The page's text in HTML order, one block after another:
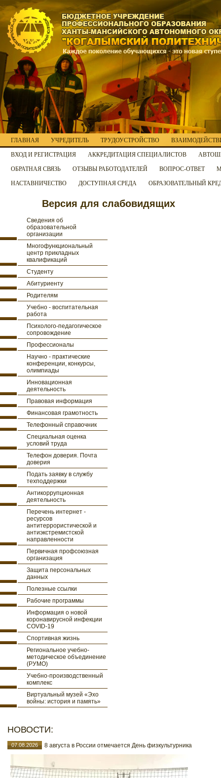
ГЛАВНАЯ УЧРЕДИТЕЛЬ ТРУДОУСТРОЙСТВО
ВХОД И РЕГИСТРАЦИЯ АККРЕДИТАЦИЯ СПЕЦИАЛИСТОВ
ОБРАТНАЯ СВЯЗЬ ОТЗЫВЫ РАБОТОДАТЕЛЕЙ ВОПРОС-ОТВЕТ
НАСТАВНИЧЕСТВО ДОСТУПНАЯ СРЕДА ОБРАЗОВАТЕЛЬНЫЙ
Версия для слабовидящих
Сведения об
образовательной
организации
Многофункциональный
центр прикладных
квалификаций
Студенту
Абитуриенту
Родителям
Учебно - воспитательная
работа
Психолого-педагогическое
сопровождение
Профессионалы
Научно - практические
конференции, конкурсы,
олимпиады
Инновационная
деятельность
Правовая информация
Финансовая грамотность
Телефонный справочник
Специальная оценка
условий труда
Телефон доверия. Почта
доверия
Подать заявку в службу
техподдержки
Антикоррупционная
деятельность
Перечень интернет -
ресурсов
антитеррористической и
антиэкстремистской
направленности
Первичная профсоюзная
организация
Защита персональных
данных
Полезные ссылки
Рабочие программы
Информация о новой
коронавирусной инфекции
COVID-19
Спортивная жизнь
Региональное учебно-
методическое объединение
(РУМО)
Учебно-производственный
комплекс
Виртуальный музей «Эхо
войны: история и память»
НОВОСТИ:
07.08.2026 8 августа в России отмечается День физкультурника